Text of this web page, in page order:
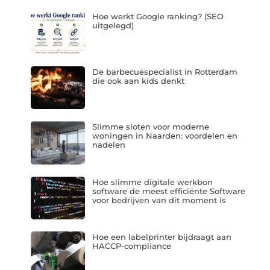
Hoe werkt Google ranking? (SEO
uitgelegd)
De barbecuespecialist in Rotterdam
die ook aan kids denkt
Slimme sloten voor moderne
woningen in Naarden: voordelen en
nadelen
Hoe slimme digitale werkbon
software de meest efficiënte Software
voor bedrijven van dit moment is
Hoe een labelprinter bijdraagt aan
HACCP-compliance